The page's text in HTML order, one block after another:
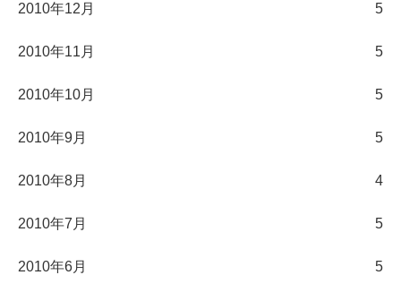
2010年12月 5
2010年11月 5
2010年10月 5
2010年9月 5
2010年8月 4
2010年7月 5
2010年6月 5